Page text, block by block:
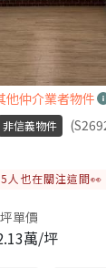
他仲介業者物件
非信義物件
5 人也在關注這間👀
單價
萬/坪